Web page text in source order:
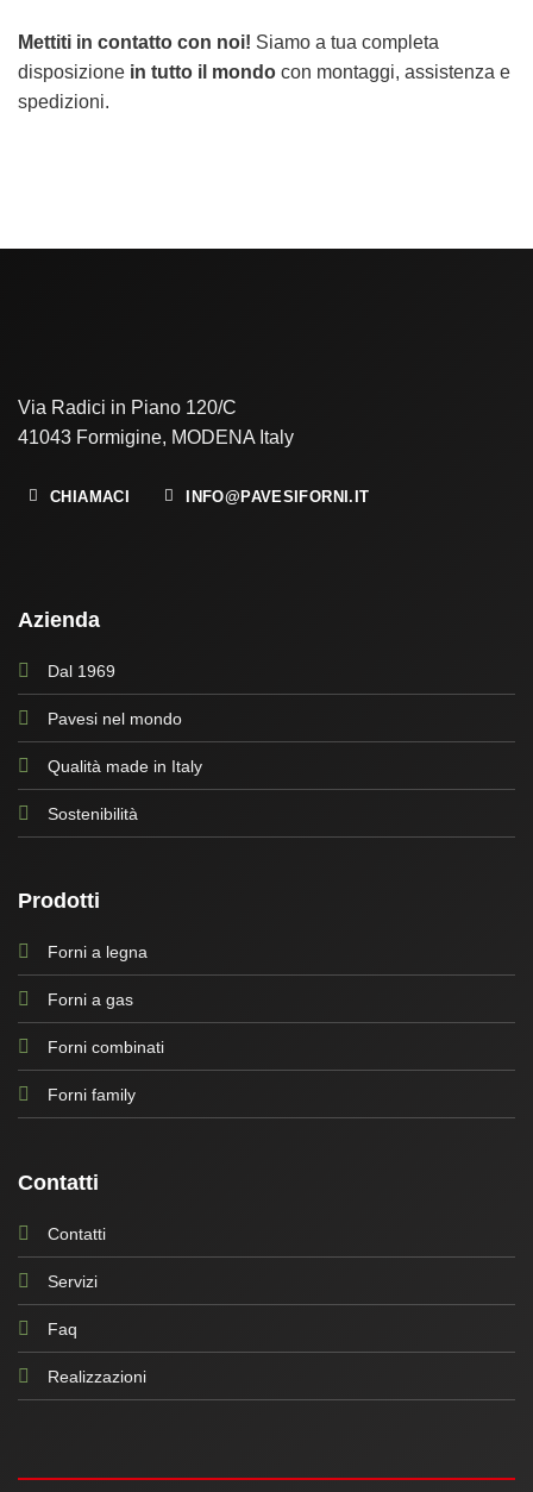
Mettiti in contatto con noi! Siamo a tua completa
disposizione in tutto il mondo con montaggi, assistenza e
spedizioni.
Via Radici in Piano 120/C
41043 Formigine, MODENA Italy
CHIAMACI INFO@PAVESIFORNI.IT
Azienda
Dal 1969
Pavesi nel mondo
Qualità made in Italy
Sostenibilità
Prodotti
Forni a legna
Forni a gas
Forni combinati
Forni family
Contatti
Contatti
Servizi
Faq
Realizzazioni